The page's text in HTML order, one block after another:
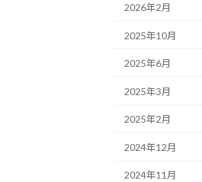
2026年2月
2025年10月
2025年6月
2025年3月
2025年2月
2024年12月
2024年11月